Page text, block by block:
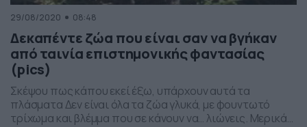
29/08/2020 08:48
Δεκαπέντε ζώα που είναι σαν να βγήκαν
από ταινία επιστημονικής φαντασίας
(pics)
Σκέψου πως κάπου εκεί έξω, υπάρχουν αυτά τα
πλάσματα Δεν είναι όλα τα ζώα γλυκά, με φουντωτό
τρίχωμα και βλέμμα που σε κάνουν να… λιώνεις. Μερικά